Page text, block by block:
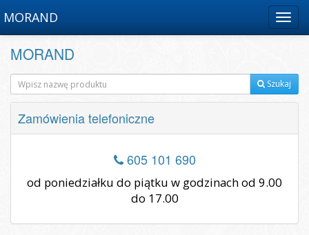
Menu
MORAND
MORAND
Szukaj
Zamówienia telefoniczne
605 101 690
od poniedziałku do piątku w godzinach od 9.00
do 17.00